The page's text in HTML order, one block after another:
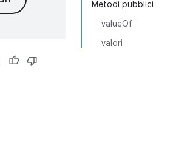
Metodi pubblici
valueOf
valori